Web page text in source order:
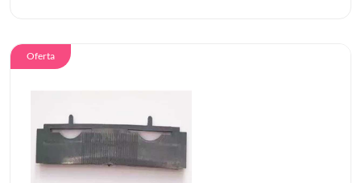
Oferta